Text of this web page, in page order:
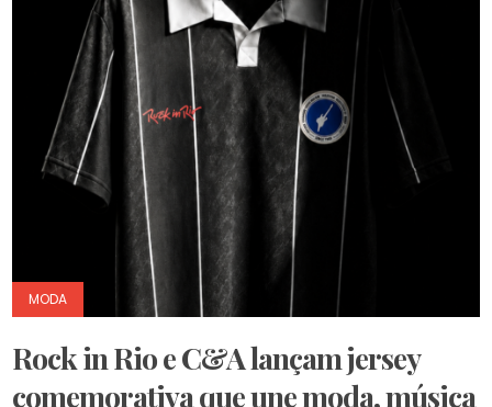
MODA
Rock in Rio e C&A lançam jersey
comemorativa que une moda, música